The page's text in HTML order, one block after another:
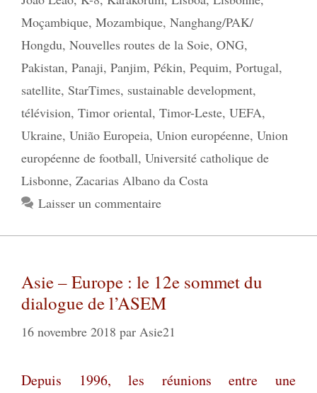
Moçambique, Mozambique, Nanghang/PAK/
Hongdu, Nouvelles routes de la Soie, ONG,
Pakistan, Panaji, Panjim, Pékin, Pequim, Portugal,
satellite, StarTimes, sustainable development,
télévision, Timor oriental, Timor-Leste, UEFA,
Ukraine, União Europeia, Union européenne, Union
européenne de football, Université catholique de
Lisbonne, Zacarias Albano da Costa
Laisser un commentaire
Asie – Europe : le 12e sommet du
dialogue de l’ASEM
16 novembre 2018 par Asie21
Depuis 1996, les réunions entre une